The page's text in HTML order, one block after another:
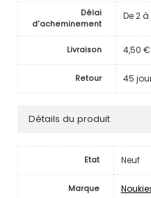
Délai
d'acheminement
De 2
Livraison 4,50 €
Retour 45
Détails du produit
Etat Neuf
Marque